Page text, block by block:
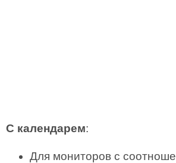
С календарем:
Для мониторов с